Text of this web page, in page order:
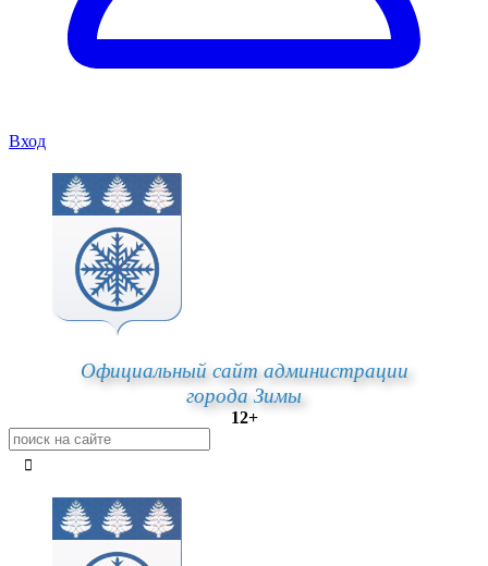
Вход
Официальный сайт администрации
города Зимы
12+